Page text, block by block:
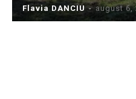
Flavia DANCIU - august 6,